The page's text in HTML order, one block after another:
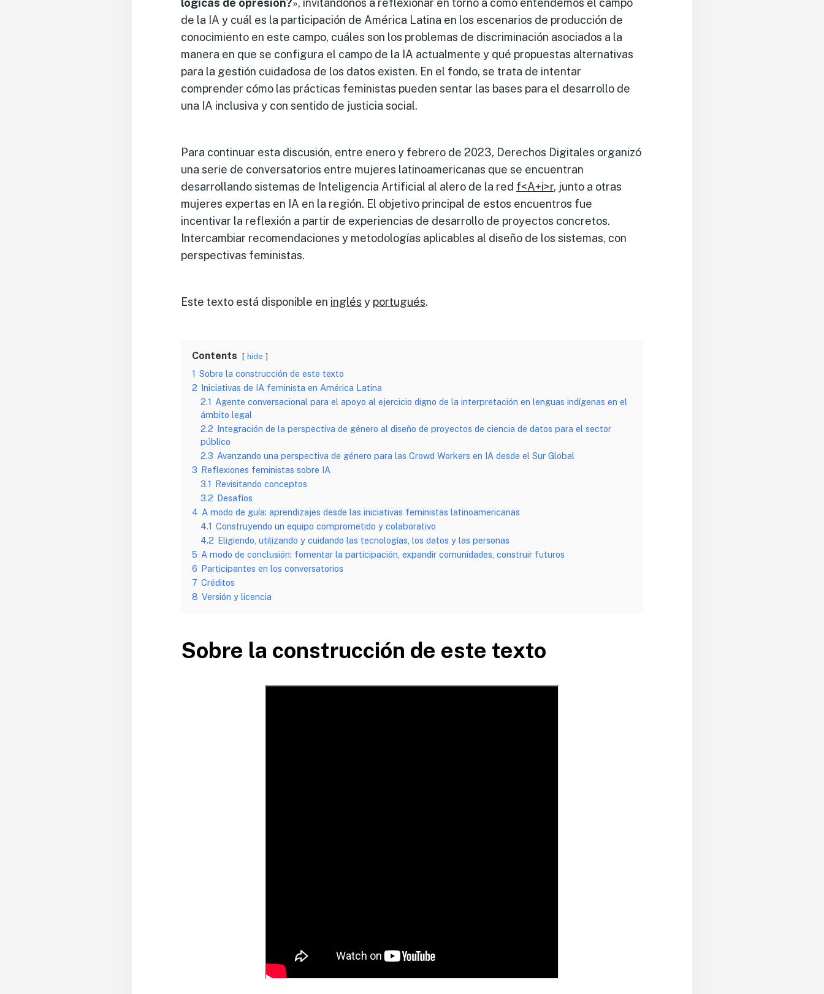
lógicas de opresión?», invitándonos a reflexionar en torno a cómo entendemos el campo
de la IA y cuál es la participación de América Latina en los escenarios de producción de
conocimiento en este campo, cuáles son los problemas de discriminación asociados a la
manera en que se configura el campo de la IA actualmente y qué propuestas alternativas
para la gestión cuidadosa de los datos existen. En el fondo, se trata de intentar
comprender cómo las prácticas feministas pueden sentar las bases para el desarrollo de
una IA inclusiva y con sentido de justicia social.
Para continuar esta discusión, entre enero y febrero de 2023, Derechos Digitales organizó
una serie de conversatorios entre mujeres latinoamericanas que se encuentran
desarrollando sistemas de Inteligencia Artificial al alero de la red f<A+i>r, junto a otras
mujeres expertas en IA en la región. El objetivo principal de estos encuentros fue
incentivar la reflexión a partir de experiencias de desarrollo de proyectos concretos.
Intercambiar recomendaciones y metodologías aplicables al diseño de los sistemas, con
perspectivas feministas.
Este texto está disponible en inglés y portugués.
Contents hide
1 Sobre la construcción de este texto
2 Iniciativas de IA feminista en América Latina
2.1 Agente conversacional para el apoyo al ejercicio digno de la interpretación en lenguas indígenas en el
ámbito legal
2.2 Integración de la perspectiva de género al diseño de proyectos de ciencia de datos para el sector
público
2.3 Avanzando una perspectiva de género para las Crowd Workers en IA desde el Sur Global
3 Reflexiones feministas sobre IA
3.1 Revisitando conceptos
3.2 Desafíos
4 A modo de guía: aprendizajes desde las iniciativas feministas latinoamericanas
4.1 Construyendo un equipo comprometido y colaborativo
4.2 Eligiendo, utilizando y cuidando las tecnologías, los datos y las personas
5 A modo de conclusión: fomentar la participación, expandir comunidades, construir futuros
6 Participantes en los conversatorios
7 Créditos
8 Versión y licencia
Sobre la construcción de este texto